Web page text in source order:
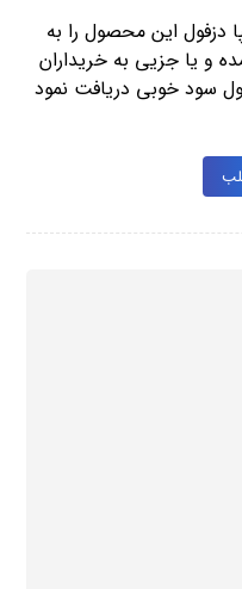
دزفول این محصول را به
و یا جزیی به خریداران
سود خوبی دریافت نمود